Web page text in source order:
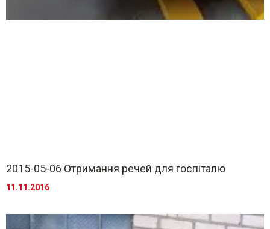
2015-05-06 Отримання речей для госпіталю
11.11.2016